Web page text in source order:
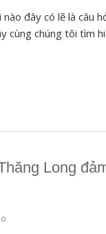
đây có lẽ là câu
cùng chúng tôi tìm
Long